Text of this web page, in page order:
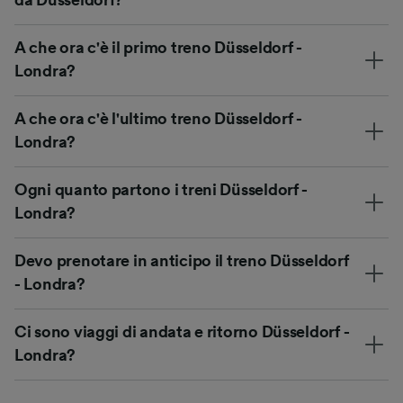
A che ora c'è il primo treno Düsseldorf -
Londra?
A che ora c'è l'ultimo treno Düsseldorf -
Londra?
Ogni quanto partono i treni Düsseldorf -
Londra?
Devo prenotare in anticipo il treno Düsseldorf
- Londra?
Ci sono viaggi di andata e ritorno Düsseldorf -
Londra?